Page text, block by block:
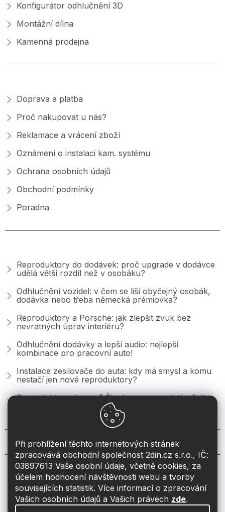
Při prohlížení těchto internetových stránek
zpracovává obchodní společnost 2din.cz s.r.o., IČ:
03897613 Vaše osobní údaje, včetně cookies, za
účelem hodnocení návštěvnosti webu a tvorby
souvisejících statistik. Více informací o zpracování
Vašich osobních údajů a Vašich právech zde.
Konfigurátor odhlučnění 3D
Montážní dílna
Kamenná prodejna
Doprava a platba
Proč nakupovat u nás?
Reklamace a vrácení zboží
Oznámení o instalaci kam. systému
Ochrana osobních údajů
Obchodní podmínky
Poradna
Reproduktory do dodávek: proč upgrade v dodávce
udělá větší rozdíl než v osobáku?
Odhlučnění vozidel: v čem se liší obyčejný osobák,
dodávka nebo třeba německá prémiovka?
Reproduktory a Porsche: jak zlepšit zvuk bez
nevratných úprav interiéru?
Odhlučnění dodávky a lepší audio: nejlepší
kombinace pro pracovní auto!
Instalace zesilovače do auta: kdy má smysl a komu
nestačí jen nové reproduktory?
Reproduktory do vozů Škoda: co se vyplatí měnit u
Fabie, Octavie a Superbu?
KONTAKT
info@2din.cz
774 19 55 33